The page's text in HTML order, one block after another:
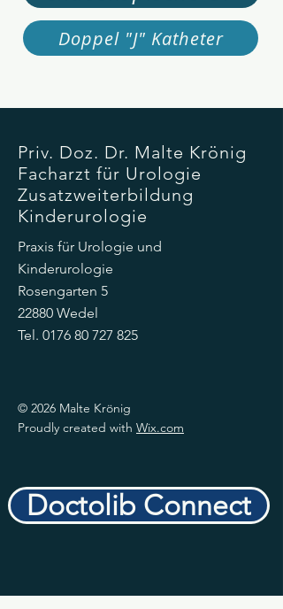
Doppel "J" Katheter
Priv. Doz. Dr. Malte Krönig
Facharzt für Urologie
Zusatzweiterbildung
Kinderurologie
Praxis für Urologie und
Kinderurologie
Rosengarten 5
22880 Wedel
Tel. 0176 80 727 825
© 2026 Malte Krönig
Proudly created with Wix.com
Doctolib Connect